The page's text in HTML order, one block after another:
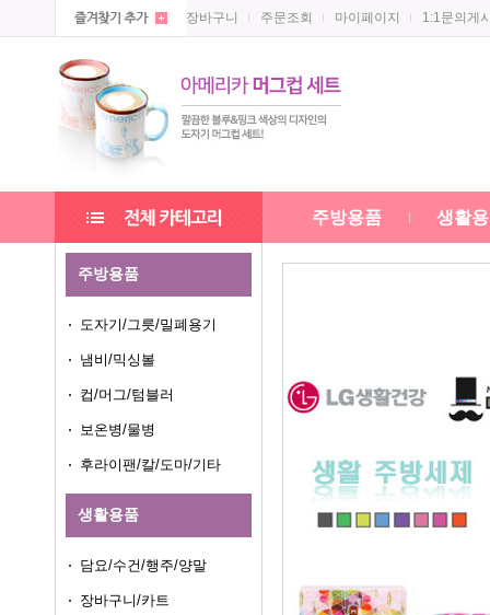
장바구니 주문조회 마이페이지 1:1문의게
주방용품 생활
주방용품
도자기/그릇/밀폐용기
냄비/믹싱볼
컵/머그/텀블러
보온병/물병
후라이팬/칼/도마/기타
생활용품
담요/수건/행주/양말
장바구니/카트